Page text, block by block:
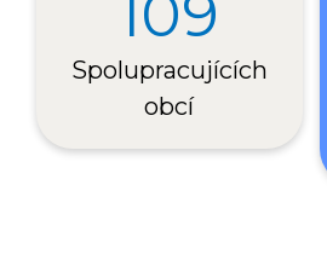
109
Spolupracujících
obcí